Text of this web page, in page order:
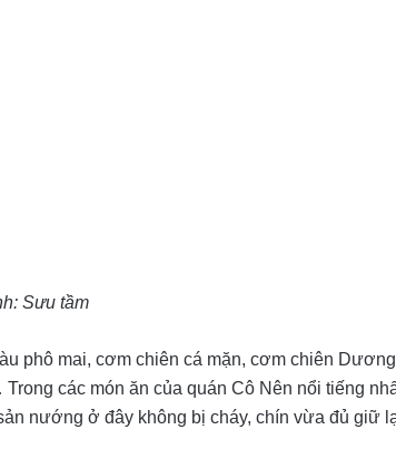
Sưu tầm
phô mai, cơm chiên cá mặn, cơm chiên
các món ăn của quán Cô Nên nổi tiếng
nướng ở đây không bị cháy, chín vừa đủ giữ